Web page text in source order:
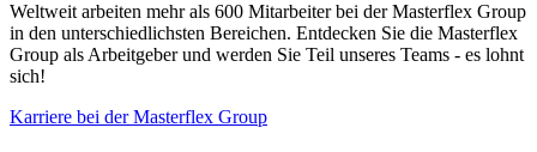
Weltweit arbeiten mehr als 600 Mitarbeiter bei der Masterflex Group
in den unterschiedlichsten Bereichen. Entdecken Sie die Masterflex
Group als Arbeitgeber und werden Sie Teil unseres Teams - es lohnt
sich!
Karriere bei der Masterflex Group